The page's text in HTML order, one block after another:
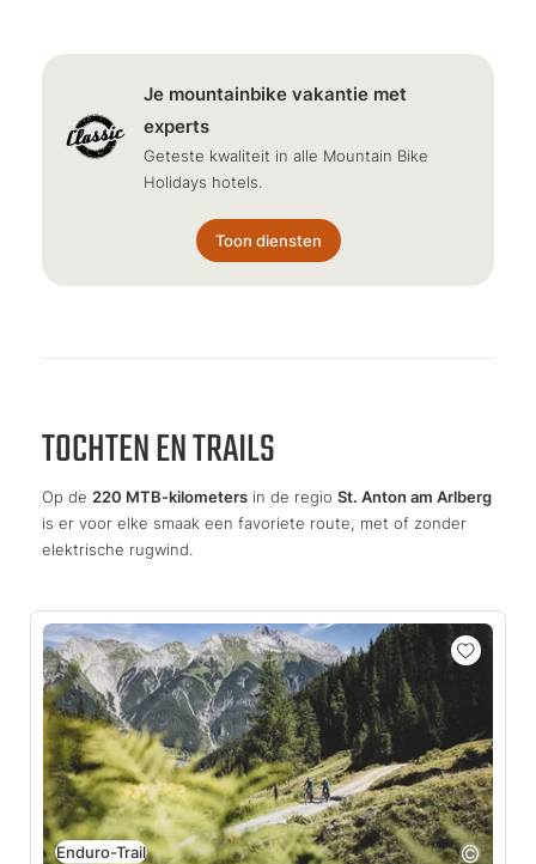
Je mountainbike vakantie met
experts
Geteste kwaliteit in alle Mountain Bike
Holidays hotels.
Toon diensten
TOCHTEN EN TRAILS
Op de 220 MTB-kilometers in de regio St. Anton am Arlberg
is er voor elke smaak een favoriete route, met of zonder
elektrische rugwind.
Enduro-Trail